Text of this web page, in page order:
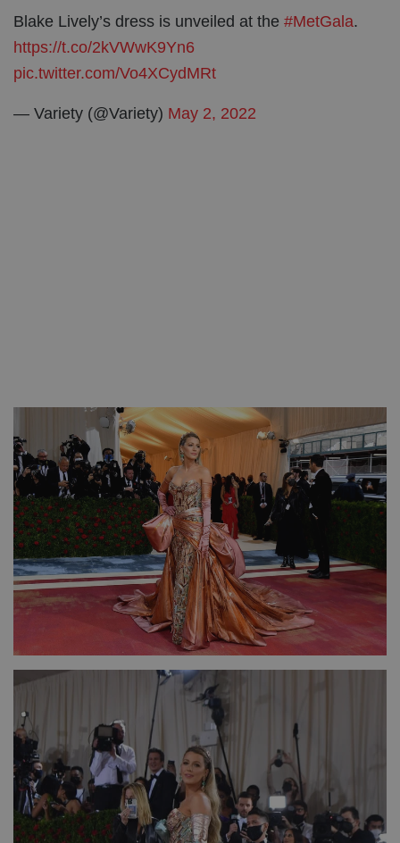
Blake Lively’s dress is unveiled at the #MetGala.
https://t.co/2kVWwK9Yn6
pic.twitter.com/Vo4XCydMRt
— Variety (@Variety) May 2, 2022